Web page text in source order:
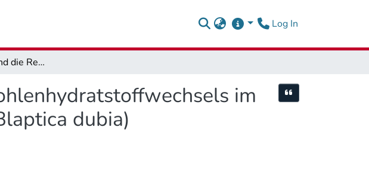
Log In
Neuropeptide und die Regulation des Kohlenhydratstoffwechsels im Fettkörper der Argentinischen Schabe (Blaptica dubia)
im
dubia)